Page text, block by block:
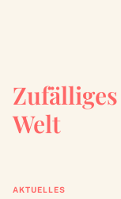
Welt
AKTUELLES